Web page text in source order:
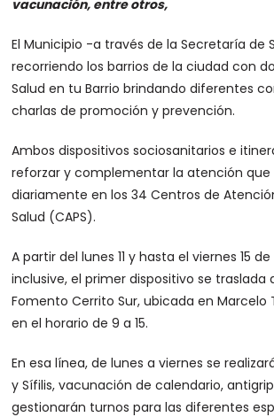
vacunación, entre otros,
El Municipio -a través de la Secretaría de
recorriendo los barrios de la ciudad con
Salud en tu Barrio brindando diferentes
charlas de promoción y prevención.
Ambos dispositivos sociosanitarios e
reforzar y complementar la atención que
diariamente en los 34 Centros de
Salud (CAPS).
A partir del lunes 11 y hasta el viernes 15
inclusive, el primer dispositivo se traslada
Fomento Cerrito Sur, ubicada en Marcelo
en el horario de 9 a 15.
En esa línea, de lunes a viernes se
y Sífilis, vacunación de calendario,
gestionarán turnos para las diferentes